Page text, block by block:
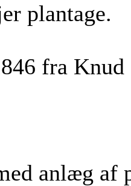
plantage.
fra
anlæg af